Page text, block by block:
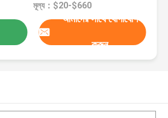
মূল্য：$20-$660
আমাদের সাথে যোগাযোগ
করুন